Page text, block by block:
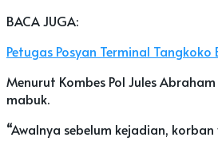
BACA JUGA:
Petugas Posyan Terminal
Menurut Kombes Pol Jules
mabuk.
“Awalnya sebelum kejadian,